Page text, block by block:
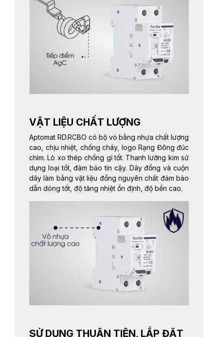
VẬT LIỆU CHẤT LƯỢNG
Aptomat RD.RCBO có bộ vỏ bằng nhựa chất lượng
cao, chịu nhiệt, chống cháy, logo Rạng Đông đúc
chìm. Lò xo thép chống gỉ tốt. Thanh lưỡng kim sử
dụng loại tốt, đảm bảo tin cậy. Dây đồng và cuộn
dây làm bằng vật liệu đồng nguyên chất đảm bảo
dẫn dòng tốt, độ tăng nhiệt ổn định, độ bền cao.
SỬ DỤNG THUẬN TIỆN, LẮP ĐẶT